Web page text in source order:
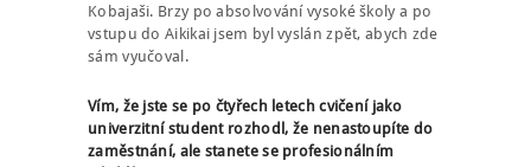
Kobajaši. Brzy po absolvování vysoké školy a po
vstupu do Aikikai jsem byl vyslán zpět, abych zde
sám vyučoval.
Vím, že jste se po čtyřech letech cvičení jako
univerzitní student rozhodl, že nenastoupíte do
zaměstnání, ale stanete se profesionálním